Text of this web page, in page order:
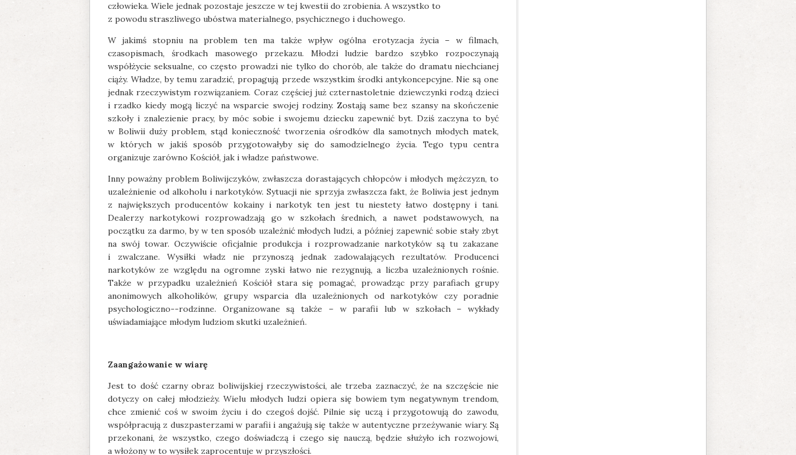
człowieka. Wiele jednak pozostaje jeszcze w tej kwestii do zrobienia. A wszystko to
z powodu straszliwego ubóstwa materialnego, psychicznego i duchowego.
W jakimś stopniu na problem ten ma także wpływ ogólna erotyzacja życia – w filmach,
czasopismach, środkach masowego przekazu. Młodzi ludzie bardzo szybko rozpoczynają
współżycie seksualne, co często prowadzi nie tylko do chorób, ale także do dramatu niechcianej
ciąży. Władze, by temu zaradzić, propagują przede wszystkim środki antykoncepcyjne. Nie są one
jednak rzeczywistym rozwiązaniem. Coraz częściej już czternastoletnie dziewczynki rodzą dzieci
i rzadko kiedy mogą liczyć na wsparcie swojej rodziny. Zostają same bez szansy na skończenie
szkoły i znalezienie pracy, by móc sobie i swojemu dziecku zapewnić byt. Dziś zaczyna to być
w Boliwii duży problem, stąd konieczność tworzenia ośrodków dla samotnych młodych matek,
w których w jakiś sposób przygotowałyby się do samodzielnego życia. Tego typu centra
organizuje zarówno Kościół, jak i władze państwowe.
Inny poważny problem Boliwijczyków, zwłaszcza dorastających chłopców i młodych mężczyzn, to
uzależnienie od alkoholu i narkotyków. Sytuacji nie sprzyja zwłaszcza fakt, że Boliwia jest jednym
z największych producentów kokainy i narkotyk ten jest tu niestety łatwo dostępny i tani.
Dealerzy narkotykowi rozprowadzają go w szkołach średnich, a nawet podstawowych, na
początku za darmo, by w ten sposób uzależnić młodych ludzi, a później zapewnić sobie stały zbyt
na swój towar. Oczywiście oficjalnie produkcja i rozprowadzanie narkotyków są tu zakazane
i zwalczane. Wysiłki władz nie przynoszą jednak zadowalających rezultatów. Producenci
narkotyków ze względu na ogromne zyski łatwo nie rezygnują, a liczba uzależnionych rośnie.
Także w przypadku uzależnień Kościół stara się pomagać, prowadząc przy parafiach grupy
anonimowych alkoholików, grupy wsparcia dla uzależnionych od narkotyków czy poradnie
psychologiczno--rodzinne. Organizowane są także – w parafii lub w szkołach – wykłady
uświadamiające młodym ludziom skutki uzależnień.
Zaangażowanie w wiarę
Jest to dość czarny obraz boliwijskiej rzeczywistości, ale trzeba zaznaczyć, że na szczęście nie
dotyczy on całej młodzieży. Wielu młodych ludzi opiera się bowiem tym negatywnym trendom,
chce zmienić coś w swoim życiu i do czegoś dojść. Pilnie się uczą i przygotowują do zawodu,
współpracują z duszpasterzami w parafii i angażują się także w autentyczne przeżywanie wiary. Są
przekonani, że wszystko, czego doświadczą i czego się nauczą, będzie służyło ich rozwojowi,
a włożony w to wysiłek zaprocentuje w przyszłości.